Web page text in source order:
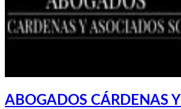
ABOGADOS CÁRDENAS Y